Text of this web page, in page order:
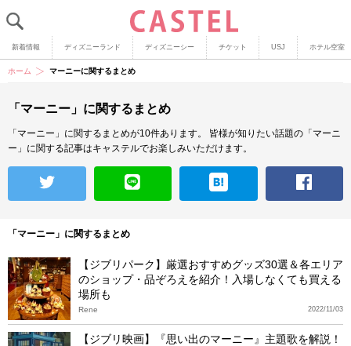
新着情報 ディズニーランド ディズニーシー チケット USJ ホテル空室
ホーム マーニーに関するまとめ
「マーニー」に関するまとめ
「マーニー」に関するまとめが10件あります。
皆様が知りたい話題の「マーニ
ー」に関する記事はキャステルでお楽しみいただけます。
「マーニー」に関するまとめ
【ジブリパーク】厳選おすすめグッズ30選＆各エリア
のショップ・品ぞろえを紹介！入場しなくても買える
場所も
2022/11/03
Rene
【ジブリ映画】『思い出のマーニー』主題歌を解説！